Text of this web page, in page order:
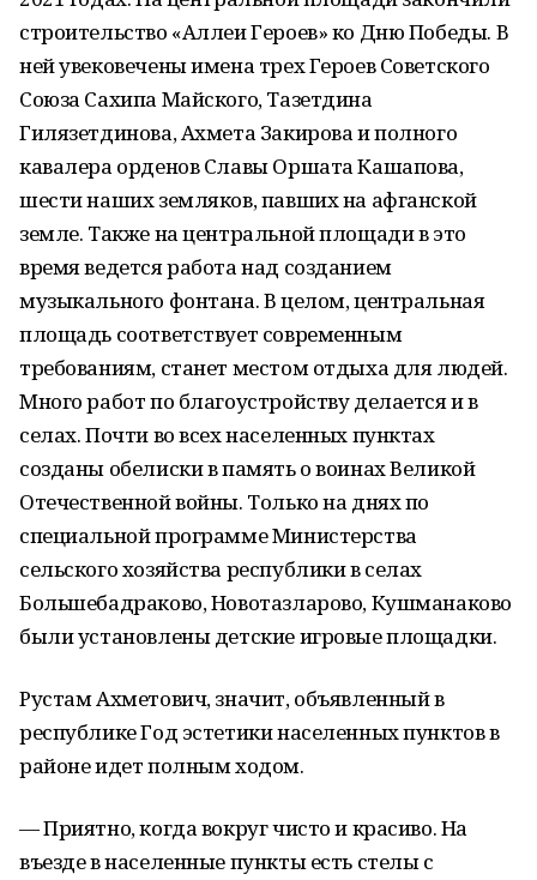
строительство «Аллеи Героев» ко Дню Победы. В
ней увековечены имена трех Героев Советского
Союза Сахипа Майского, Тазетдина
Гилязетдинова, Ахмета Закирова и полного
кавалера орденов Славы Оршата Кашапова,
шести наших земляков, павших на афганской
земле. Также на центральной площади в это
время ведется работа над созданием
музыкального фонтана. В целом, центральная
площадь соответствует современным
требованиям, станет местом отдыха для людей.
Много работ по благоустройству делается и в
селах. Почти во всех населенных пунктах
созданы обелиски в память о воинах Великой
Отечественной войны. Только на днях по
специальной программе Министерства
сельского хозяйства республики в селах
Большебадраково, Новотазларово, Кушманаково
были установлены детские игровые площадки.
Рустам Ахметович, значит, объявленный в
республике Год эстетики населенных пунктов в
районе идет полным ходом.
— Приятно, когда вокруг чисто и красиво. На
въезде в населенные пункты есть стелы с